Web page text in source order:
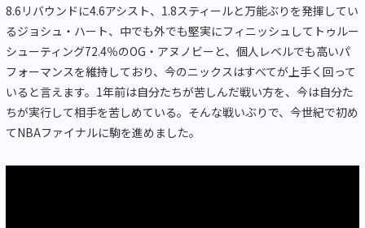
8.6リバウンドに4.6アシスト、1.8スティールと万能ぶりを発揮してい
るジョシュ・ハート、中でも外でも堅実にフィニッシュしてトゥルー
シューティング72.4％のOG・アヌノビーと、個人レベルでも高いパ
フォーマンスを維持しており、今のニックスはすべてが上手く回って
いると言えます。1年前は自分たちが苦しんだ戦い方を、今は自分た
ちが実行して相手を苦しめている。そんな戦いぶりで、今世紀で初め
てNBAファイナルに駒を進めました。